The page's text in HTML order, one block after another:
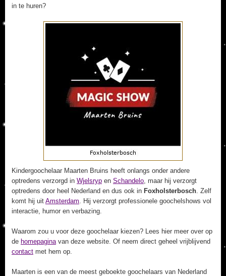
in te huren?
Kindergoochelaar Maarten Bruins heeft onlangs onder andere
optredens verzorgd in Wjelsryp en Schandelo, maar hij verzorgt
optredens door heel Nederland en dus ook in Foxholsterbosch. Zelf
komt hij uit Amsterdam. Hij verzorgt professionele goochelshows vol
interactie, humor en verbazing.
Waarom zou u voor deze goochelaar kiezen? Lees hier meer over op
de homepaginavan deze website. Of neem direct geheel vrijblijvend
contact met hem op.
Maarten is een van de meest geboekte goochelaars van Nederland